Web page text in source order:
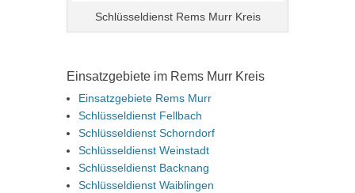
Schlüsseldienst Rems Murr Kreis
Einsatzgebiete im Rems Murr Kreis
Einsatzgebiete Rems Murr
Schlüsseldienst Fellbach
Schlüsseldienst Schorndorf
Schlüsseldienst Weinstadt
Schlüsseldienst Backnang
Schlüsseldienst Waiblingen